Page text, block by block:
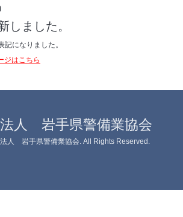
しました。
記になりました。
ジはこちら
人 岩手県警備業協会
人 岩手県警備業協会. All Rights Reserved.